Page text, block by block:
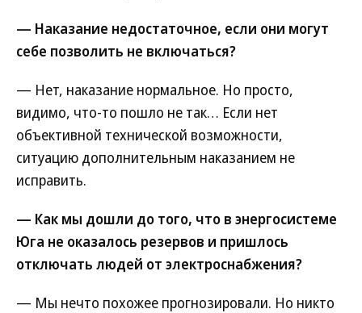
— Наказание недостаточное, если они могут
себе позволить не включаться?
— Нет, наказание нормальное. Но просто,
видимо, что-то пошло не так… Если нет
объективной технической возможности,
ситуацию дополнительным наказанием не
исправить.
— Как мы дошли до того, что в энергосистеме
Юга не оказалось резервов и пришлось
отключать людей от электроснабжения?
— Мы нечто похожее прогнозировали. Но никто